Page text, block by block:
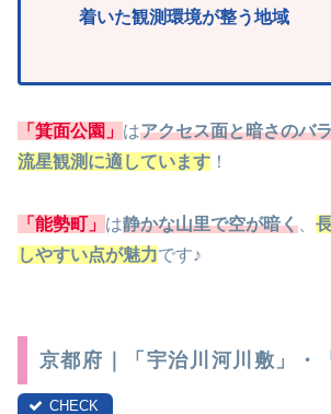
着いた観測環境が整う地域
「箕面公園」 はアクセス面と暗さのバ
流星観測に適しています ！
「能勢町」 は静かな山里で空が暗く
しやすい点が魅力です♪
京都府｜「宇治川河川敷」・